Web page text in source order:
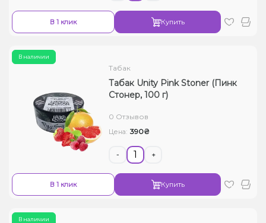
В 1 клик Купить
В наличии
Табак
Табак Unity Pink Stoner (Пинк
Стонер, 100 г)
0 Отзывов
Цена: 390₴
- +
В 1 клик Купить
В наличии